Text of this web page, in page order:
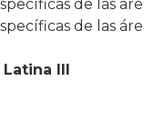
de las
de las
III